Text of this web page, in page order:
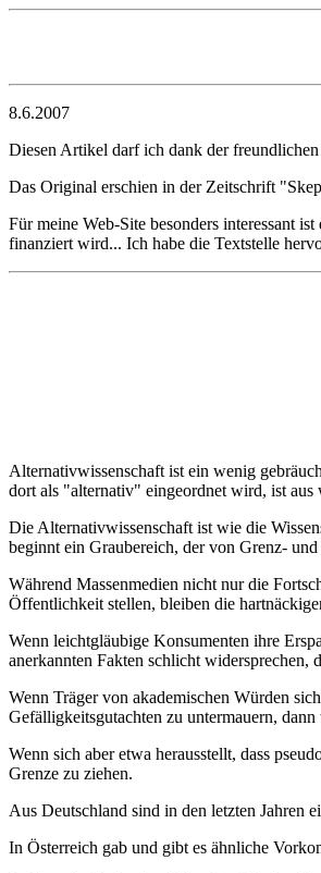
8.6.2007
Diesen Artikel darf ich dank der
Das Original erschien in der Zeitschrift
Für meine Web-Site besonders interessant
finanziert wird... Ich habe die Textstelle
Alternativwissenschaft ist ein wenig
dort als "alternativ" eingeordnet wird, ist aus
Die Alternativwissenschaft ist wie die
beginnt ein Graubereich, der von Grenz-
Während Massenmedien nicht nur die
Öffentlichkeit stellen, bleiben die
Wenn leichtgläubige Konsumenten ihre
anerkannten Fakten schlicht widersprechen,
Wenn Träger von akademischen Würden
Gefälligkeitsgutachten zu untermauern,
Wenn sich aber etwa herausstellt, dass
Grenze zu ziehen.
Aus Deutschland sind in den letzten Jahren
In Österreich gab und gibt es ähnliche